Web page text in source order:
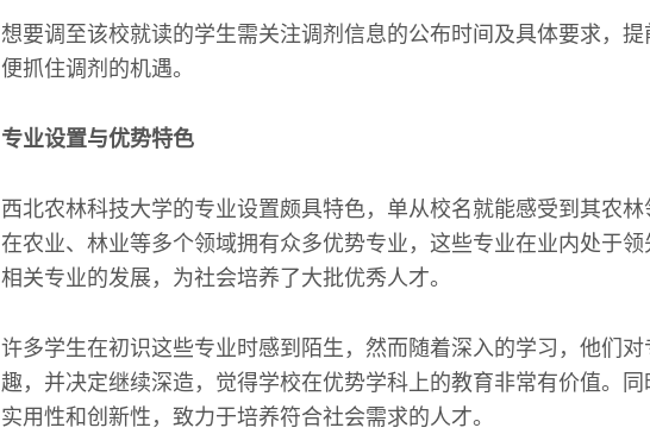
想要调至该校就读的学生需关注调剂信息的公布时间及具体要求，
便抓住调剂的机遇。
专业设置与优势特色
西北农林科技大学的专业设置颇具特色，单从校名就能感受到其农
在农业、林业等多个领域拥有众多优势专业，这些专业在业内处于
相关专业的发展，为社会培养了大批优秀人才。
许多学生在初识这些专业时感到陌生，然而随着深入的学习，他们
趣，并决定继续深造，觉得学校在优势学科上的教育非常有价值。
实用性和创新性，致力于培养符合社会需求的人才。